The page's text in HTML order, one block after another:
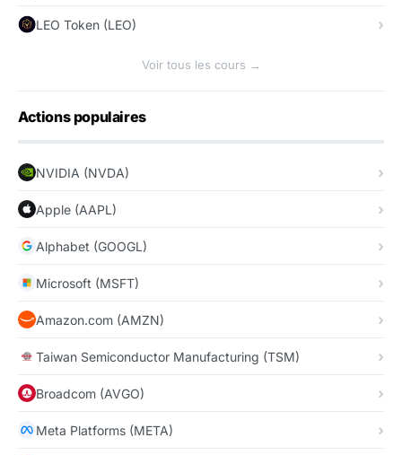
LEO Token (LEO)
Voir tous les cours →
Actions populaires
NVIDIA (NVDA)
Apple (AAPL)
Alphabet (GOOGL)
Microsoft (MSFT)
Amazon.com (AMZN)
Taiwan Semiconductor Manufacturing (TSM)
Broadcom (AVGO)
Meta Platforms (META)